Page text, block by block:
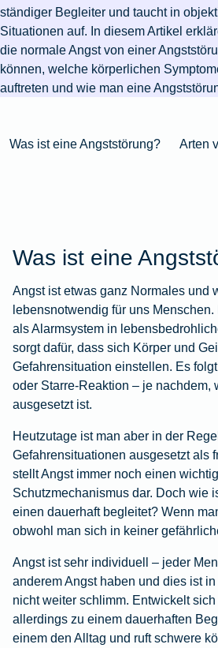
Wurzelbehandlung
Kieferorthopädie
für's
Krankenhaus
Zur
Artikelübersicht
Artikelübersicht
Gesunde
Ernährung
Artikelübersicht
Zur
Artikelübersicht
KFZ-
Versicherung
im
Zur
bei
Katzen
Zur
Artikelübersicht
beim
Fieber
Artikelübersicht
Pferdesprache
Insektenschutz
für's
Pferd
Unfall
Zur
Hausboot
Zur
Versicherungen
für
Kinder
Artikelübersicht
Versicherungen
für
Familien
Senioren
Versicherungsschutz
bei
Modernisierung
Zur
ständiger Begleiter und taucht in
Situationen auf. In diesem Artikel
die normale Angst von einer
können, welche körperlichen
auftreten und wie man eine
Was ist eine Angststörung? Arten
Was ist eine
Angst ist etwas ganz Normales und
lebensnotwendig für uns
als Alarmsystem in
sorgt dafür, dass sich Körper und
Gefahrensituation einstellen. Es
oder Starre-Reaktion – je nachdem,
ausgesetzt ist.
Heutzutage ist man aber in der
Gefahrensituationen ausgesetzt als
stellt Angst immer noch einen
Schutzmechanismus dar. Doch wie
einen dauerhaft begleitet? Wenn
obwohl man sich in keiner
Angst ist sehr individuell – jeder
anderem Angst haben und dies ist
nicht weiter schlimm. Entwickelt
allerdings zu einem dauerhaften
einem den Alltag und ruft schwere